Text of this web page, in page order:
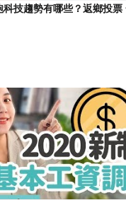
技趨勢有哪些？返鄉投